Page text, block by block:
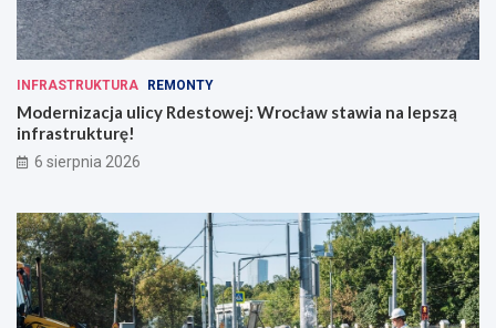
INFRASTRUKTURA REMONTY
Modernizacja ulicy Rdestowej: Wrocław stawia na lepszą
infrastrukturę!
6 sierpnia 2026